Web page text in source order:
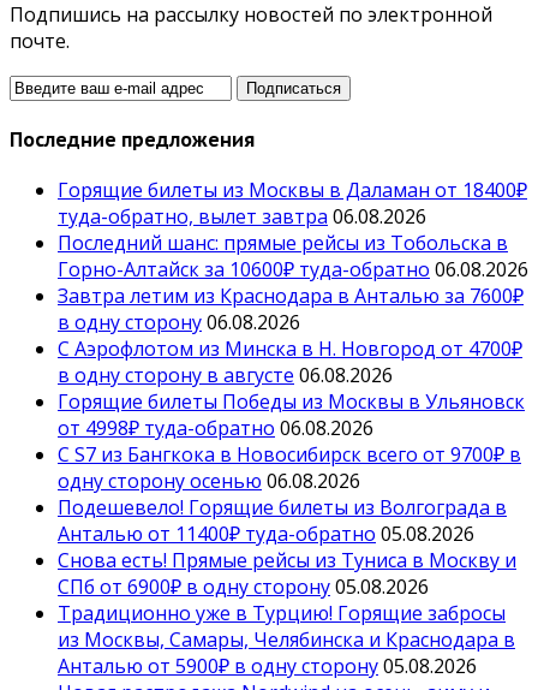
Подпишись на рассылку новостей по электронной
почте.
Последние предложения
Горящие билеты из Москвы в Даламан от 18400₽
туда-обратно, вылет завтра 06.08.2026
Последний шанс: прямые рейсы из Тобольска в
Горно-Алтайск за 10600₽ туда-обратно 06.08.2026
Завтра летим из Краснодара в Анталью за 7600₽
в одну сторону06.08.2026
С Аэрофлотом из Минска в Н. Новгород от 4700₽
в одну сторону в августе 06.08.2026
Горящие билеты Победы из Москвы в Ульяновск
от 4998₽ туда-обратно 06.08.2026
С S7 из Бангкока в Новосибирск всего от 9700₽ в
одну сторону осенью 06.08.2026
Подешевело! Горящие билеты из Волгограда в
Анталью от 11400₽ туда-обратно 05.08.2026
Снова есть! Прямые рейсы из Туниса в Москву и
СПб от 6900₽ в одну сторону05.08.2026
Традиционно уже в Турцию! Горящие забросы
из Москвы, Самары, Челябинска и Краснодара в
Анталью от 5900₽ в одну сторону05.08.2026